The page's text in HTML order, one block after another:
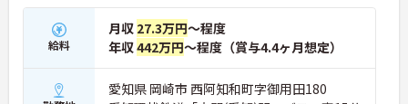
給料
月収 27.3万円～程度
年収442万円～程度（賞与4.4ヶ月想定）
愛知県 岡崎市 西阿知和町字御用田180